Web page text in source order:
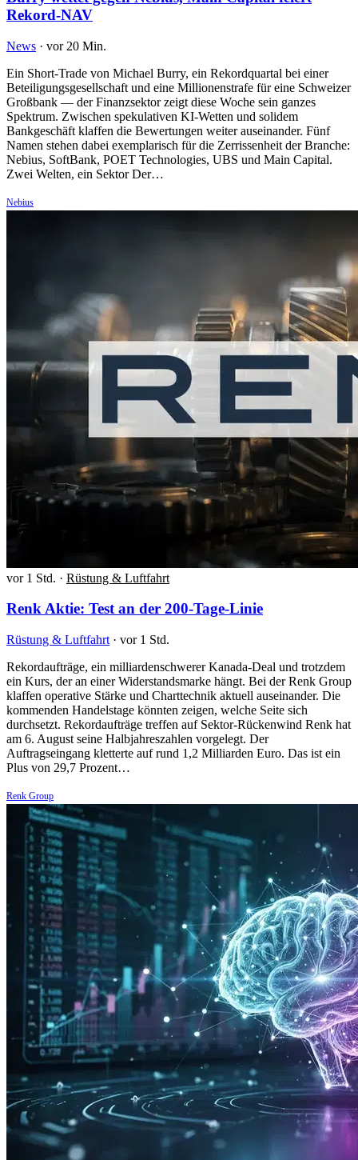
Rekord-NAV
News · vor 20 Min.
Ein Short-Trade von Michael Burry, ein Rekordquartal bei einer
Beteiligungsgesellschaft und eine Millionenstrafe für eine Schweizer
Großbank — der Finanzsektor zeigt diese Woche sein ganzes
Spektrum. Zwischen spekulativen KI-Wetten und solidem
Bankgeschäft klaffen die Bewertungen weiter auseinander. Fünf
Namen stehen dabei exemplarisch für die Zerrissenheit der Branche:
Nebius, SoftBank, POET Technologies, UBS und Main Capital.
Zwei Welten, ein Sektor Der…
Nebius
vor 1 Std. · Rüstung & Luftfahrt
Renk Aktie: Test an der 200-Tage-Linie
Rüstung & Luftfahrt · vor 1 Std.
Rekordaufträge, ein milliardenschwerer Kanada-Deal und trotzdem
ein Kurs, der an einer Widerstandsmarke hängt. Bei der Renk Group
klaffen operative Stärke und Charttechnik aktuell auseinander. Die
kommenden Handelstage könnten zeigen, welche Seite sich
durchsetzt. Rekordaufträge treffen auf Sektor-Rückenwind Renk hat
am 6. August seine Halbjahreszahlen vorgelegt. Der
Auftragseingang kletterte auf rund 1,2 Milliarden Euro. Das ist ein
Plus von 29,7 Prozent…
Renk Group